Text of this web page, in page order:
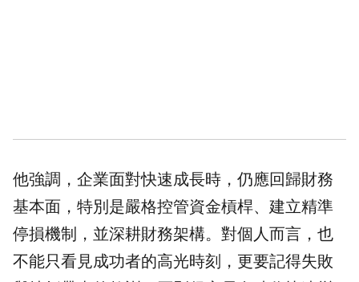
他強調，企業面對快速成長時，仍應回歸財務
基本面，特別是嚴格控管資金槓桿、建立精準
停損機制，並深耕財務架構。對個人而言，也
不能只看見成功者的高光時刻，更要記得失敗